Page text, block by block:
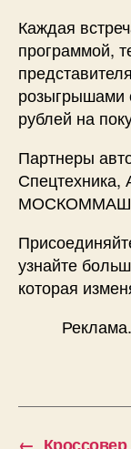
Каждая
программой,
розыгрышами
рублей на
Партнеры
Спецтехника,
МОСКОММАШ,
узнайте
которая